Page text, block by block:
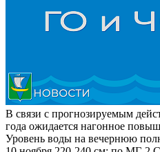
В связи с прогнозируемым
года ожидается нагонное
Уровень воды на вечернюю